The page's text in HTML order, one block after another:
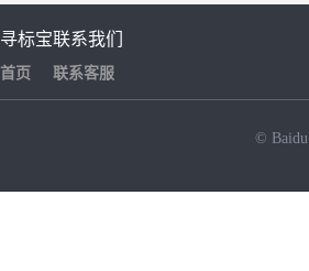
寻标宝
首页
联系我们
联系客服
© Baidu